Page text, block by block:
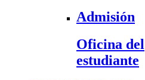
Admisión
Oficina del
estudiante